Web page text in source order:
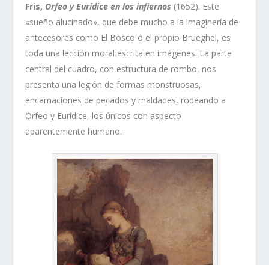
Fris, Orfeo y Eurídice en los infiernos (1652). Este
«sueño alucinado», que debe mucho a la imaginería de
antecesores como El Bosco o el propio Brueghel, es
toda una lección moral escrita en imágenes. La parte
central del cuadro, con estructura de rombo, nos
presenta una legión de formas monstruosas,
encarnaciones de pecados y maldades, rodeando a
Orfeo y Eurídice, los únicos con aspecto
aparentemente humano.